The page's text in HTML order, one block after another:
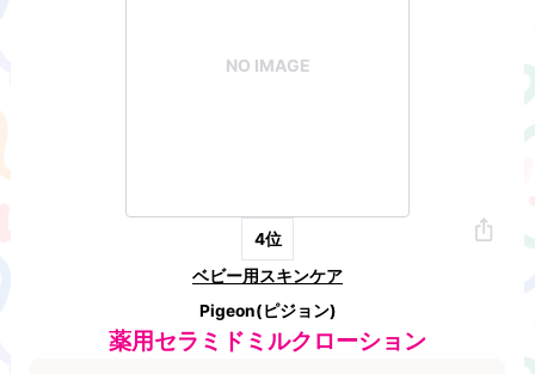
NO IMAGE
4位
ベビー用スキンケア
Pigeon(ピジョン)
薬用セラミドミルクローション